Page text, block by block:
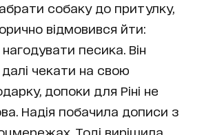
собаку до притулку,
відмовився йти:
песика. Він
чекати на свою
допоки для Ріні не
Надія побачила дописи з
Тоді вирішила,